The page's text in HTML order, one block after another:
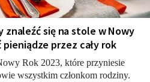
się na stole w Nowy
pieniądze przez cały rok
Rok 2023, które przyniesie
wszystkim członkom rodziny.